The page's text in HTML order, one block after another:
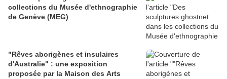
collections du Musée d'ethnographie
de Genève (MEG)
"Rêves aborigènes et insulaires
d'Australie" : une exposition
proposée par la Maison des Arts